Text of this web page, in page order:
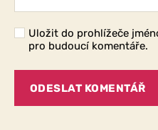
Uložit do prohlížeče
pro budoucí komentáře.